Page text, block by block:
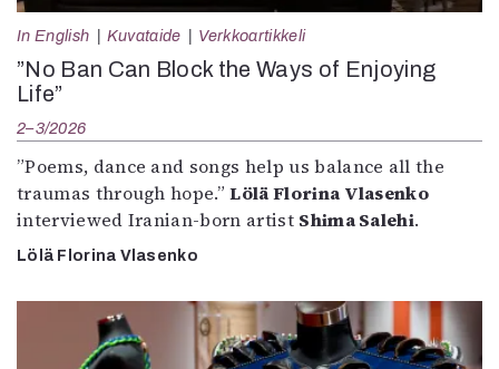
In English Kuvataide Verkkoartikkeli
”No Ban Can Block the Ways of Enjoying
Life”
2–3/2026
”Poems, dance and songs help us balance all the
traumas through hope.”Lölä Florina Vlasenko
interviewed Iranian-born artist Shima Salehi.
Lölä Florina Vlasenko